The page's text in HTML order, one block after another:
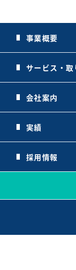
事業概要
サービス・取
会社案内
実績
採用情報